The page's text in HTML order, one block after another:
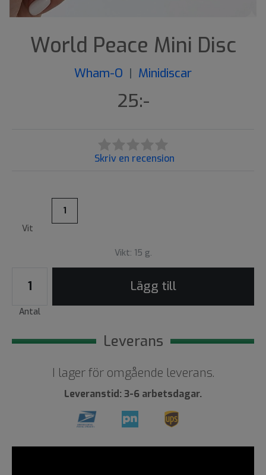
World Peace Mini Disc
Wham-O | Minidiscar
25:-
Skriv en recension
Vit
1
Vikt: 15 g.
Antal
Lägg till
Leverans
I lager för omgående leverans.
Leveranstid: 3-6 arbetsdagar.